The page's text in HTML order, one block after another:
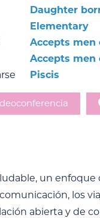
Daughter
Elementary
Accepts men
Accepts men
Piscis
un
los
abierta y de